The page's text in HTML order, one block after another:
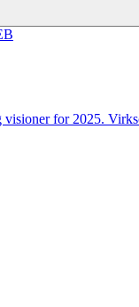
for 2025.